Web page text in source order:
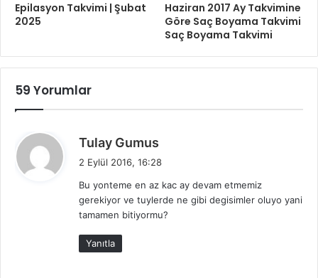
Epilasyon Takvimi | Şubat
2025
Haziran 2017 Ay Takvimine
Göre Saç Boyama Takvimi
Saç Boyama Takvimi
59 Yorumlar
Tulay Gumus
k
i
2 Eylül 2016, 16:28
Bu yonteme en az kac ay devam etmemiz
gerekiyor ve tuylerde ne gibi degisimler oluyo yani
tamamen bitiyormu?
Yanıtla